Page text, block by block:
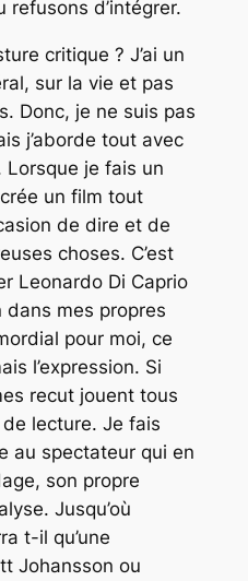
refusons d’intégrer.
critique ? J’ai un
sur la vie et pas
Donc, je ne suis pas
j’aborde tout avec
Lorsque je fais un
un film tout
de dire et de
choses. C’est
Leonardo Di Caprio
mes propres
pour moi, ce
l’expression. Si
recut jouent tous
lecture. Je fais
au spectateur qui en
son propre
Jusqu’où
t-il qu’une
Johansson ou